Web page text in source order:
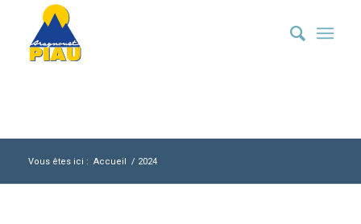
Vous êtes ici : Accueil / 2024